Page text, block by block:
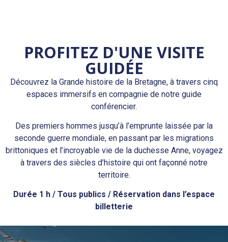
PROFITEZ D'UNE VISITE
GUIDÉE
Découvrez la Grande histoire de la Bretagne, à travers cinq
espaces immersifs en compagnie de notre guide
conférencier.
Des premiers hommes jusqu’à l’emprunte laissée par la
seconde guerre mondiale, en passant par les migrations
brittoniques et l’incroyable vie de la duchesse Anne, voyagez
à travers des siècles d’histoire qui ont façonné notre
territoire.
Durée 1 h / Tous publics / Réservation dans l’espace
billetterie